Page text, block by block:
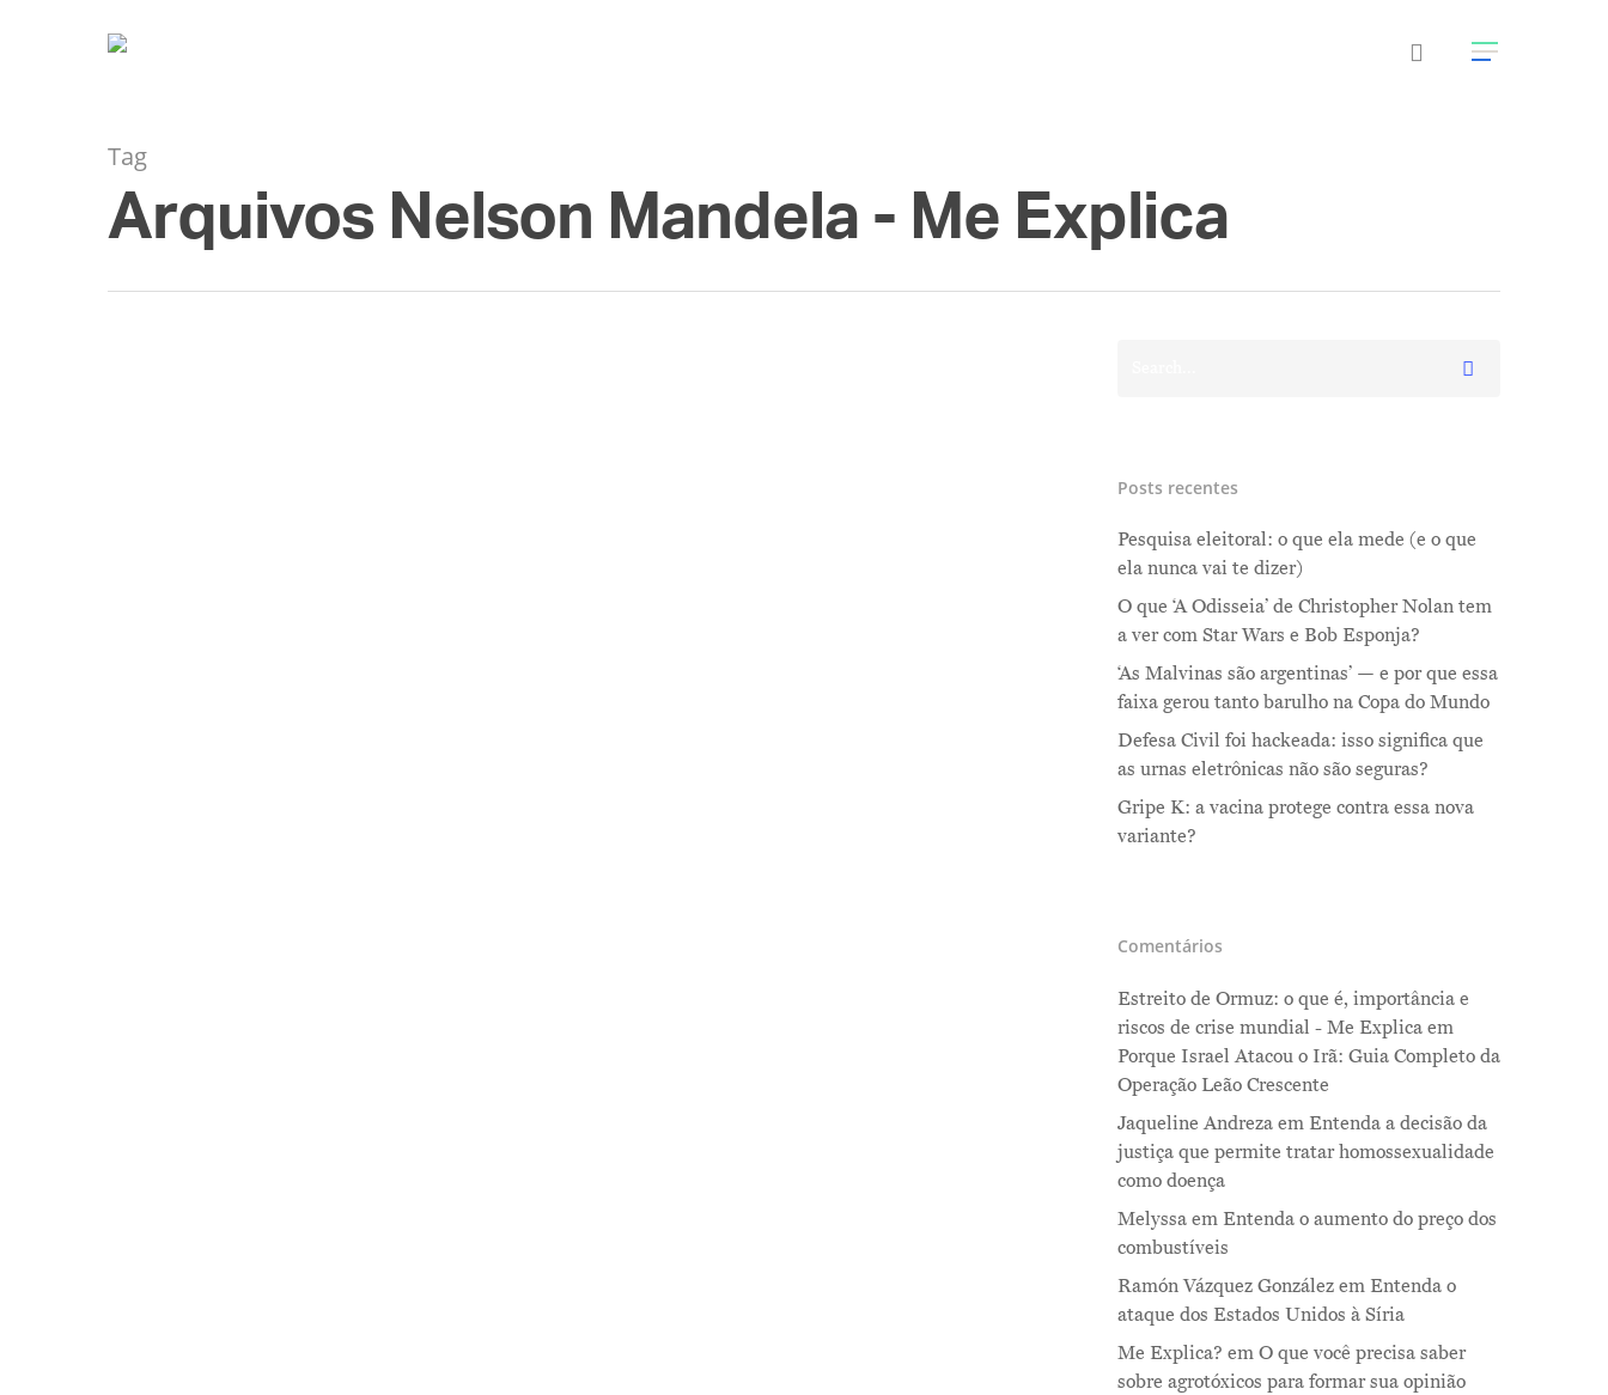
Tag
Arquivos Nelson Mandela - Me Explica
Posts recentes
Pesquisa eleitoral: o que ela mede (e o que
ela nunca vai te dizer)
O que ‘A Odisseia’ de Christopher Nolan tem
a ver com Star Wars e Bob Esponja?
‘As Malvinas são argentinas’ — e por que essa
faixa gerou tanto barulho na Copa do Mundo
Defesa Civil foi hackeada: isso significa que
as urnas eletrônicas não são seguras?
Gripe K: a vacina protege contra essa nova
variante?
Comentários
Estreito de Ormuz: o que é, importância e
riscos de crise mundial - Me Explicaem
Porque Israel Atacou o Irã: Guia Completo da
Operação Leão Crescente
Jaqueline Andrezaem Entenda a decisão da
justiça que permite tratar homossexualidade
como doença
Melyssaem Entenda o aumento do preço dos
combustíveis
Ramón Vázquez Gonzálezem Entenda o
ataque dos Estados Unidos à Síria
Me Explica? em O que você precisa saber
sobre agrotóxicos para formar sua opinião